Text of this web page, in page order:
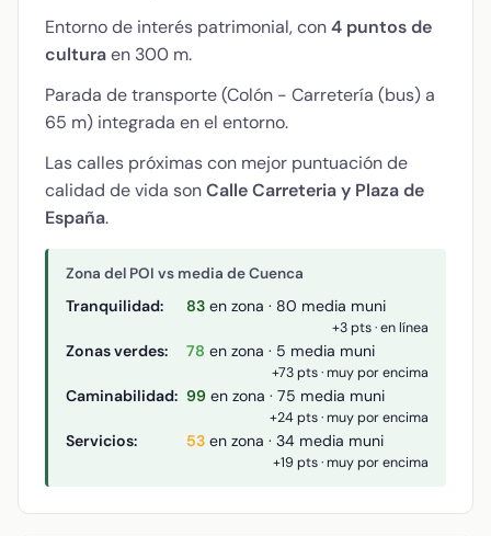
Entorno de interés patrimonial, con4 puntos de
culturaen 300 m.
Parada de transporte (Colón - Carretería (bus) a
65 m) integrada en el entorno.
Las calles próximas con mejor puntuación de
calidad de vida sonCalle Carreteria y Plaza de
España.
Zona del POI vs media de Cuenca
Tranquilidad: 83 en zona · 80 media muni
+3 pts · en línea
Zonas verdes: 78 en zona · 5 media muni
+73 pts · muy por encima
Caminabilidad: 99 en zona · 75 media muni
+24 pts · muy por encima
Servicios: 53 en zona · 34 media muni
+19 pts · muy por encima